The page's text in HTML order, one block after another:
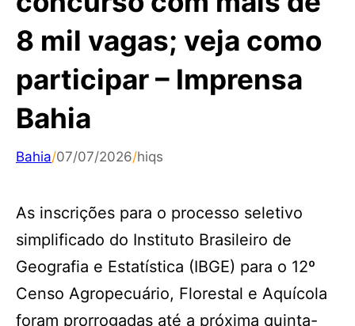
8 mil vagas; veja como
participar – Imprensa
Bahia
Bahia/07/07/2026/hiqs
As inscrições para o processo seletivo
simplificado do Instituto Brasileiro de
Geografia e Estatística (IBGE) para o 12º
Censo Agropecuário, Florestal e Aquícola
foram prorrogadas até a próxima quinta-